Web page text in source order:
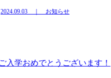
2024.09.03 ｜ お知らせ